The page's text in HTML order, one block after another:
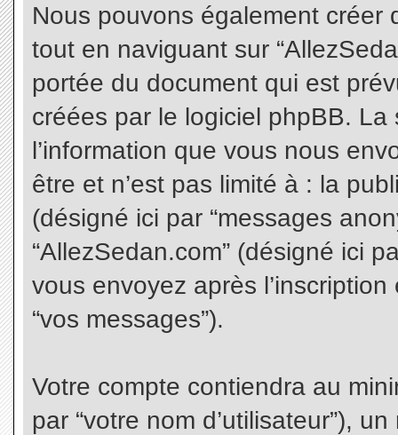
Nous pouvons également créer
tout en naviguant sur
portée du document qui est
créées par le logiciel phpBB.
l’information que vous nous
être et n’est pas limité à : la
(désigné ici par “messages
“AllezSedan.com” (désigné ici
vous envoyez après
“vos messages”).
Votre compte contiendra au
par “votre nom d’utilisateur”),